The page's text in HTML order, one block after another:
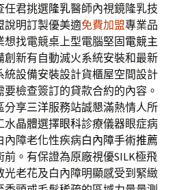
任君挑選隆乳醫師內視鏡隆乳技
說明訂製優美適免費加盟專業品
找電競桌上型電腦堅固電競主
創新有自動滅火系統安裝和最新
統設備安裝設計貨櫃屋空間設計
要檢查簽訂的貸款合約的內容。
分享三洋服務站誠懇滿熱情人所
水晶體選擇眼科診療儀器眼症病
內障老化性疾病白內障手術推薦
。有保證為原廠視優SILK極飛
光老花及白內障明顯感受到緊緻